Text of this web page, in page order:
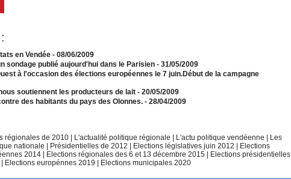
en Vendée- 08/06/2009
sondage publié aujourd'hui dans le Parisien - 31/05/2009
à l'occasion des élections européennes le 7 juin.Début de la campagne
soutiennent les producteurs de lait - 20/05/2009
des habitants du pays des Olonnes. - 28/04/2009
régionales de 2010 L'actualité politique régionale L'actu politique vendéenne
Les
nationale Présidentielles de 2012 Elections législatives juin 2012
Elections
2014 Elections régionales des 6 et 13 décembre 2015
Elections présidentielles
Elections europénnes 2019 Elections municipales 2020